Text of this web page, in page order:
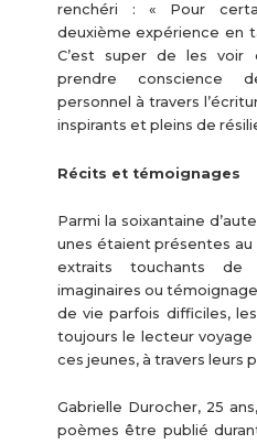
renchéri : « Pour
deuxième expérience en
C’est super de les
prendre conscience
personnel à travers
inspirants et pleins de
Récits et témoignages
Parmi la soixantaine
unes étaient présentes
extraits touchants de
imaginaires ou
de vie parfois difficiles,
toujours le lecteur
ces jeunes, à travers leurs
Gabrielle Durocher, 25
poèmes être publié